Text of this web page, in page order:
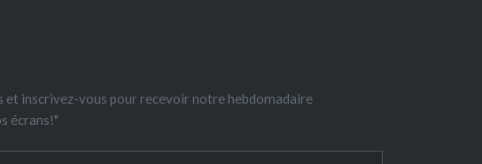
et inscrivez-vous pour recevoir notre hebdomadaire
écrans!"